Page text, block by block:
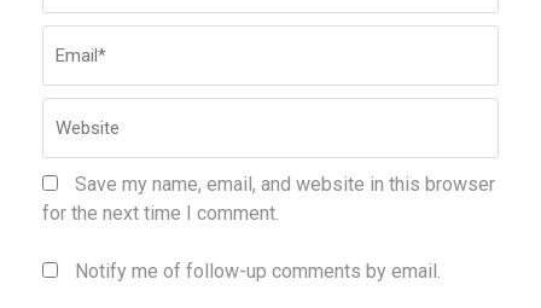
Save my name, email, and website in this browser
for the next time I comment.
Notify me of follow-up comments by email.